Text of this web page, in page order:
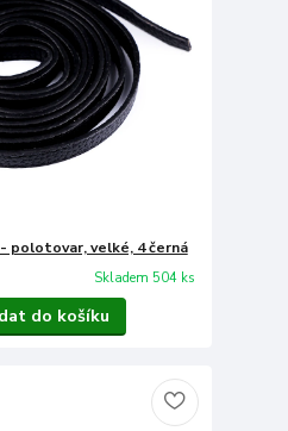
polotovar, velké, 4 černá
Skladem 504 ks
do košíku